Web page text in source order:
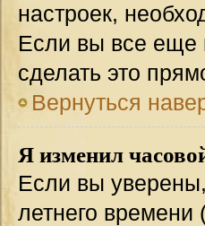
настроек,
Если вы все еще
сделать это
Вернуться
Я изменил
Если вы
летнего времени